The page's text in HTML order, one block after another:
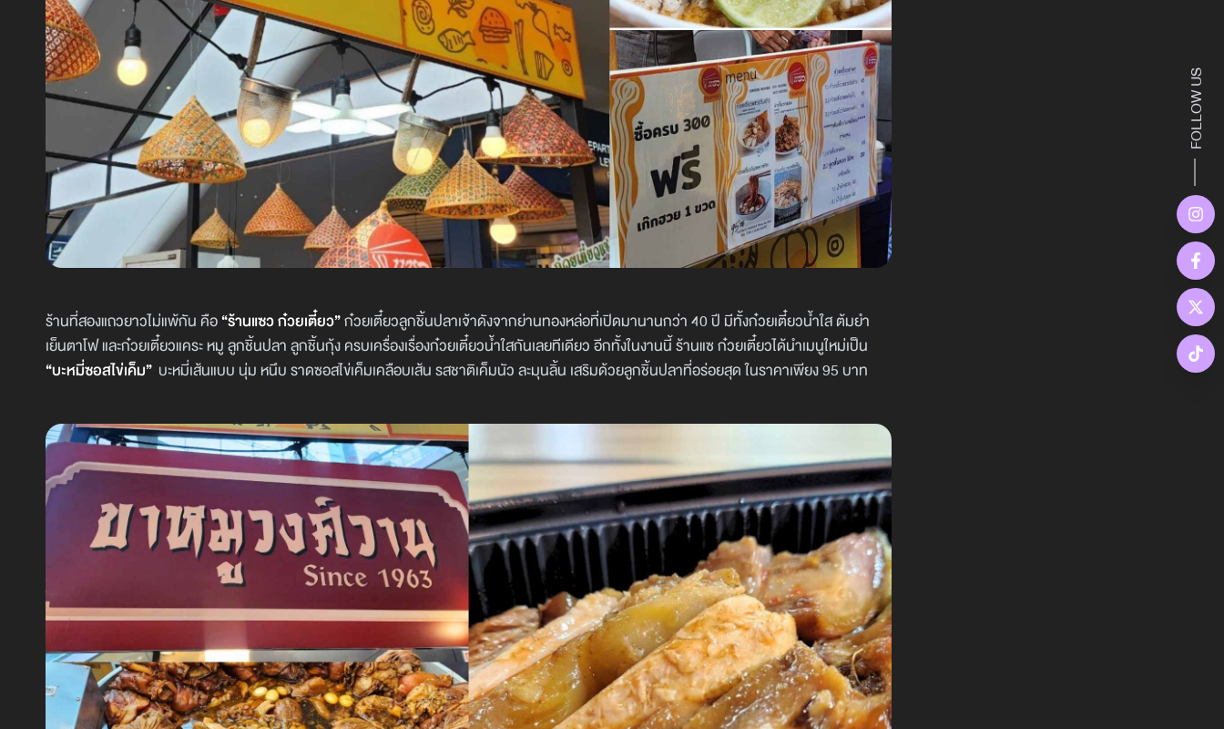
ร้านที่สองแถวยาวไม่แพ้กัน คือ“ร้านแซว ก๋วยเตี๋ยว”ก๋วยเตี๋ยวลูกชิ้นปลาเจ้าดังจากย่านทองหล่อที่เปิดมานานกว่า 40 ปี มีทั้งก๋วยเตี๋ยวน้ำใส ต้มยำ
เย็นตาโฟ และก๋วยเตี๋ยวแคระ หมู ลูกชิ้นปลา ลูกชิ้นกุ้ง ครบเครื่องเรื่องก๋วยเตี๋ยวน้ำใสกันเลยทีเดียว อีกทั้งในงานนี้ ร้านแซ ก๋วยเตี๋ยวได้นำเมนูใหม่เป็น
“บะหมี่ซอสไข่เค็ม” บะหมี่เส้นแบบ นุ่ม หนึบ ราดซอสไข่เค็มเคลือบเส้น รสชาติเค็มนัว ละมุนลิ้น เสริมด้วยลูกชิ้นปลาที่อร่อยสุด ในราคาเพียง 95 บาท
FOLLOW US